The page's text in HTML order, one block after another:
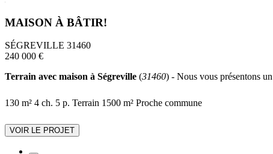
MAISON À BÂTIR!
SÉGREVILLE 31460
240 000 €
Terrain avec maison à Ségreville (31460) - Nous vous présentons
130 m² 4 ch. 5 p. Terrain 1500 m² Proche commune
VOIR LE PROJET